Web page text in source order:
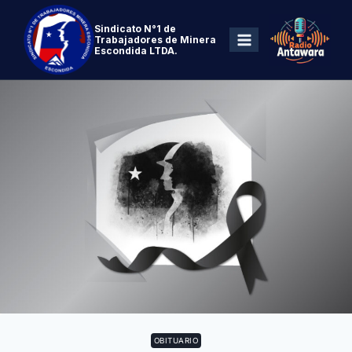
Sindicato N°1 de
Trabajadores de Minera
Escondida LTDA.
OBITUARIO